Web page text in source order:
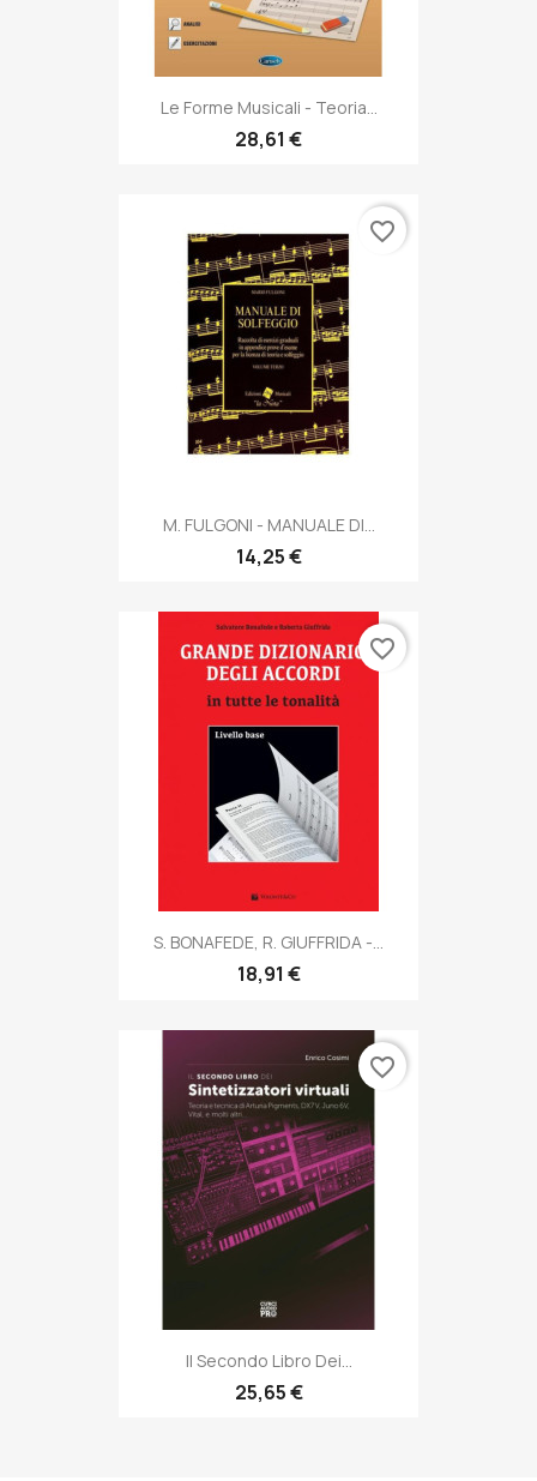
Le Forme Musicali - Teoria...
28,61 €
M. FULGONI - MANUALE DI...
14,25 €
favorite_border
S. BONAFEDE, R. GIUFFRIDA -...
18,91 €
favorite_border
Il Secondo Libro Dei...
25,65 €
favorite_border